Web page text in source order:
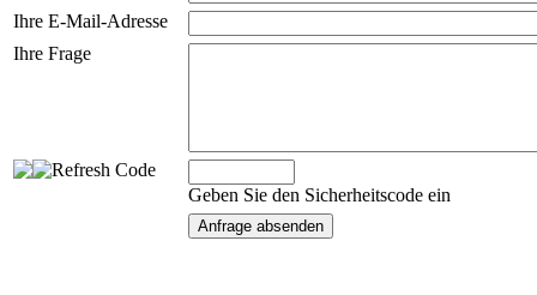
Ihre E-Mail-Adresse
Ihre Frage
Geben Sie den Sicherheitscode ein